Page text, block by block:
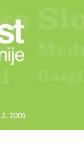
2005